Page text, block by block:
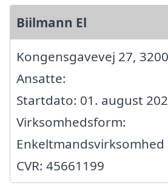
Biilmann El
Kongensgavevej 27,
Ansatte:
Startdato: 01. august
Virksomhedsform:
Enkeltmandsvirksomhed
CVR: 45661199